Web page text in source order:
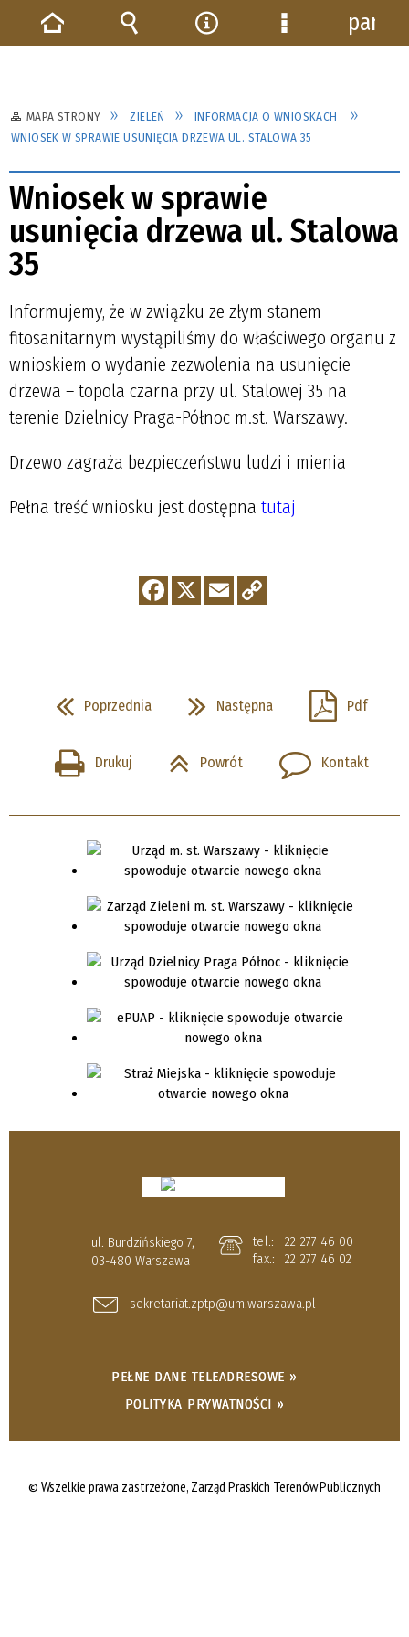
MAPA STRONY ZIELEŃ
INFORMACJA O WNIOSKACH
WNIOSEK W SPRAWIE USUNIĘCIA DRZEWA UL. STALOWA 35
Wniosek w sprawie
usunięcia drzewa ul. Stalowa
35
Informujemy, że w związku ze złym stanem
fitosanitarnym wystąpiliśmy do właściwego organu z
wnioskiem o wydanie zezwolenia na usunięcie
drzewa – topola czarna przy ul. Stalowej 35 na
terenie Dzielnicy Praga-Północ m.st. Warszawy.
Drzewo zagraża bezpieczeństwu ludzi i mienia
Pełna treść wniosku jest dostępna tutaj
Poprzednia Następna Pdf
Drukuj Powrót Kontakt
ul. Burdzińskiego 7,
03-480 Warszawa
tel.:
22 277 46 00
fax.:
22 277 46 02
sekretariat.zptp@um.warszawa.pl
PEŁNE DANE TELEADRESOWE »
POLITYKA PRYWATNOŚCI »
© Wszelkie prawa zastrzeżone, Zarząd Praskich Terenów Publicznych
Strona Wyszukiwarka
NarzędziaMenu
panel